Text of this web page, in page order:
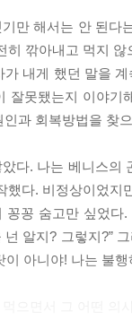
만 해서는 안 된
히 깎아내고 먹지
내게 했던 말을
잘못됐는지 이야
과 회복방법을 찾
다. 나는 베니스
했다. 비정상이었
꽁꽁 숨고만 싶었
알지? 그렇지?”
이 아니야! 나는 불